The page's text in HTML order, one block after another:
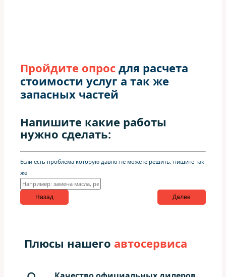
Пройдите опрос для расчета
стоимости услуг а так же
запасных частей
Напишите какие работы
нужно сделать:
Если есть проблема которую давно не можете решить, пишите так
же
Назад Далее
Плюсы нашего автосервиса